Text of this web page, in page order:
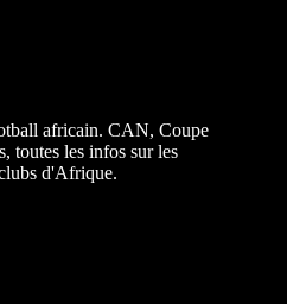
africain. CAN, Coupe
toutes les infos sur les
d'Afrique.